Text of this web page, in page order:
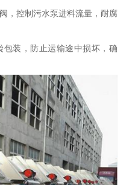
，控制污水泵进料流量，耐腐
包装，防止运输途中损坏，确